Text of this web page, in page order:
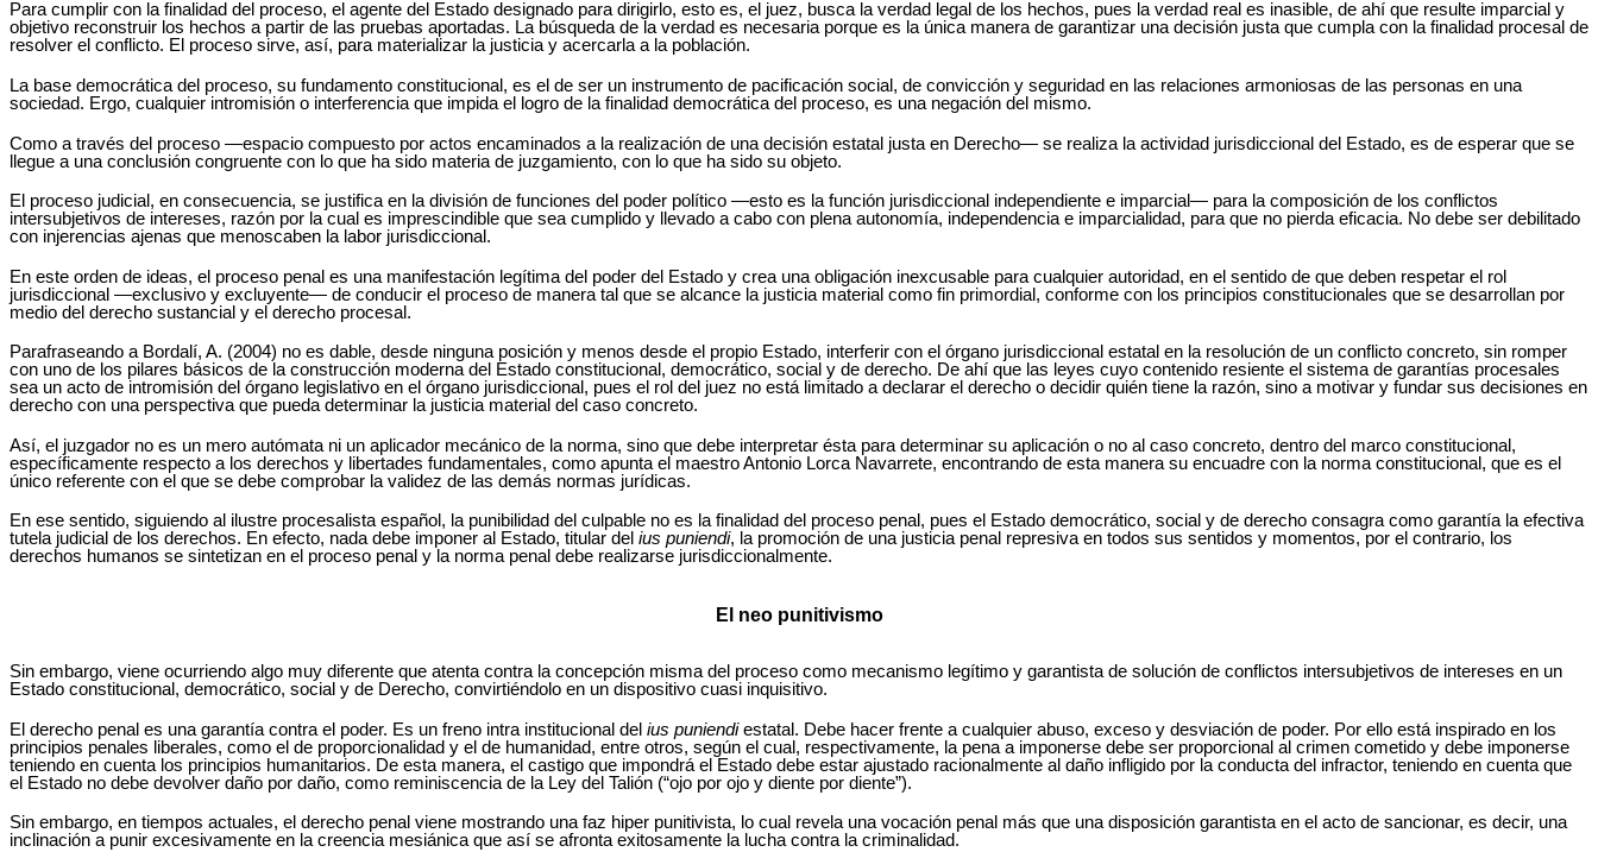
Para cumplir con la finalidad del proceso, el agente del Estado designado para dirigirlo, esto es, el juez, busca la verdad legal de los hechos, pues la verdad real es inasible, de ahí que resulte imparcial y
objetivo reconstruir los hechos a partir de las pruebas aportadas. La búsqueda de la verdad es necesaria porque es la única manera de garantizar una decisión justa que cumpla con la finalidad procesal de
resolver el conflicto. El proceso sirve, así, para materializar la justicia y acercarla a la población.
La base democrática del proceso, su fundamento constitucional, es el de ser un instrumento de pacificación social, de convicción y seguridad en las relaciones armoniosas de las personas en una
sociedad. Ergo, cualquier intromisión o interferencia que impida el logro de la finalidad democrática del proceso, es una negación del mismo.
Como a través del proceso ―espacio compuesto por actos encaminados a la realización de una decisión estatal justa en Derecho― se realiza la actividad jurisdiccional del Estado, es de esperar que se
llegue a una conclusión congruente con lo que ha sido materia de juzgamiento, con lo que ha sido su objeto.
El proceso judicial, en consecuencia, se justifica en la división de funciones del poder político ―esto es la función jurisdiccional independiente e imparcial― para la composición de los conflictos
intersubjetivos de intereses, razón por la cual es imprescindible que sea cumplido y llevado a cabo con plena autonomía, independencia e imparcialidad, para que no pierda eficacia. No debe ser debilitado
con injerencias ajenas que menoscaben la labor jurisdiccional.
En este orden de ideas, el proceso penal es una manifestación legítima del poder del Estado y crea una obligación inexcusable para cualquier autoridad, en el sentido de que deben respetar el rol
jurisdiccional ―exclusivo y excluyente― de conducir el proceso de manera tal que se alcance la justicia material como fin primordial, conforme con los principios constitucionales que se desarrollan por
medio del derecho sustancial y el derecho procesal.
Parafraseando a Bordalí, A. (2004) no es dable, desde ninguna posición y menos desde el propio Estado, interferir con el órgano jurisdiccional estatal en la resolución de un conflicto concreto, sin romper
con uno de los pilares básicos de la construcción moderna del Estado constitucional, democrático, social y de derecho. De ahí que las leyes cuyo contenido resiente el sistema de garantías procesales
sea un acto de intromisión del órgano legislativo en el órgano jurisdiccional, pues el rol del juez no está limitado a declarar el derecho o decidir quién tiene la razón, sino a motivar y fundar sus decisiones en
derecho con una perspectiva que pueda determinar la justicia material del caso concreto.
Así, el juzgador no es un mero autómata ni un aplicador mecánico de la norma, sino que debe interpretar ésta para determinar su aplicación o no al caso concreto, dentro del marco constitucional,
específicamente respecto a los derechos y libertades fundamentales, como apunta el maestro Antonio Lorca Navarrete, encontrando de esta manera su encuadre con la norma constitucional, que es el
único referente con el que se debe comprobar la validez de las demás normas jurídicas.
En ese sentido, siguiendo al ilustre procesalista español, la punibilidad del culpable no es la finalidad del proceso penal, pues el Estado democrático, social y de derecho consagra como garantía la efectiva
tutela judicial de los derechos. En efecto, nada debe imponer al Estado, titular del ius puniendi, la promoción de una justicia penal represiva en todos sus sentidos y momentos, por el contrario, los
derechos humanos se sintetizan en el proceso penal y la norma penal debe realizarse jurisdiccionalmente.
El neo punitivismo
Sin embargo, viene ocurriendo algo muy diferente que atenta contra la concepción misma del proceso como mecanismo legítimo y garantista de solución de conflictos intersubjetivos de intereses en un
Estado constitucional, democrático, social y de Derecho, convirtiéndolo en un dispositivo cuasi inquisitivo.
El derecho penal es una garantía contra el poder. Es un freno intra institucional del ius puniendiestatal. Debe hacer frente a cualquier abuso, exceso y desviación de poder. Por ello está inspirado en los
principios penales liberales, como el de proporcionalidad y el de humanidad, entre otros, según el cual, respectivamente, la pena a imponerse debe ser proporcional al crimen cometido y debe imponerse
teniendo en cuenta los principios humanitarios. De esta manera, el castigo que impondrá el Estado debe estar ajustado racionalmente al daño infligido por la conducta del infractor, teniendo en cuenta que
el Estado no debe devolver daño por daño, como reminiscencia de la Ley del Talión (“ojo por ojo y diente por diente”).
Sin embargo, en tiempos actuales, el derecho penal viene mostrando una faz hiper punitivista, lo cual revela una vocación penal más que una disposición garantista en el acto de sancionar, es decir, una
inclinación a punir excesivamente en la creencia mesiánica que así se afronta exitosamente la lucha contra la criminalidad.